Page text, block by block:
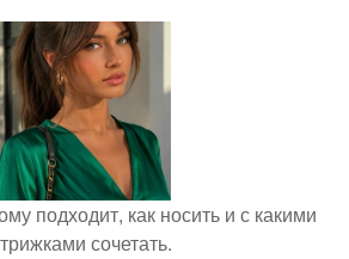
подходит, как носить и с какими
сочетать.